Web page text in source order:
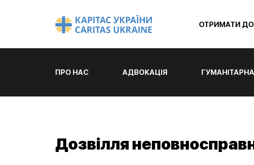
ОТРИМАТИ
ПРО НАС АДВОКАЦІЯ
Дозвілля